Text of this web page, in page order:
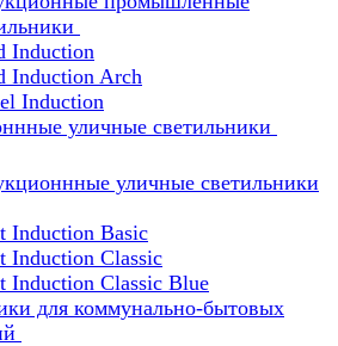
Induction
Induction Arch
Induction
уличные светильники
уличные светильники
Induction Basic
Induction Classic
Induction Classic Blue
для коммунально-бытовых